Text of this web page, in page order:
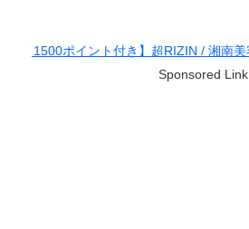
/ 湘南美容クリニック presents RIZIN.38
Sponsored Link